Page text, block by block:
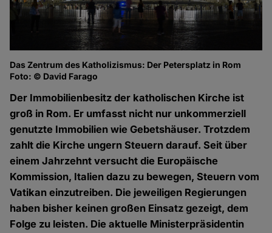
Das Zentrum des Katholizismus: Der Petersplatz in Rom
Foto: © David Farago
Der Immobilienbesitz der katholischen Kirche ist
groß in Rom. Er umfasst nicht nur unkommerziell
genutzte Immobilien wie Gebetshäuser. Trotzdem
zahlt die Kirche ungern Steuern darauf. Seit über
einem Jahrzehnt versucht die Europäische
Kommission, Italien dazu zu bewegen, Steuern vom
Vatikan einzutreiben. Die jeweiligen Regierungen
haben bisher keinen großen Einsatz gezeigt, dem
Folge zu leisten. Die aktuelle Ministerpräsidentin